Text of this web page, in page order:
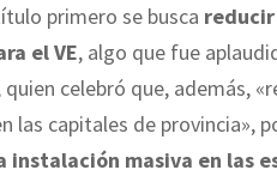
primero se busca
el VE, algo que fue
celebró que, además,
las capitales de provincia»,
instalación masiva en las